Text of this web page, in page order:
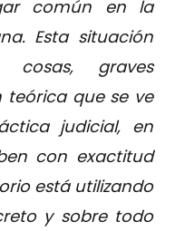
común en la
Esta situación
cosas, graves
teórica que se ve
judicial, en
con exactitud
está utilizando
y sobre todo